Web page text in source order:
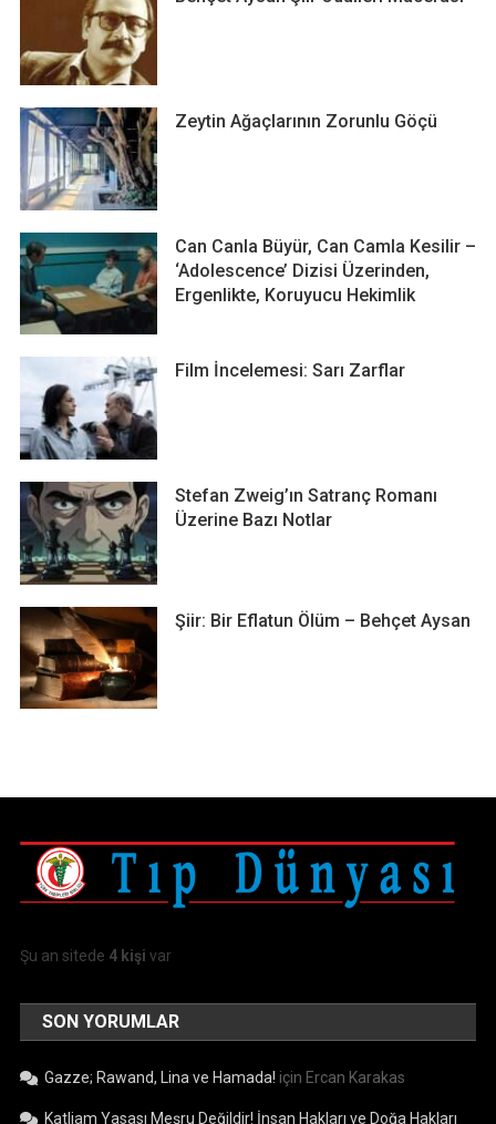
Zeytin Ağaçlarının Zorunlu Göçü
Can Canla Büyür, Can Camla Kesilir –
‘Adolescence’ Dizisi Üzerinden,
Ergenlikte, Koruyucu Hekimlik
Film İncelemesi: Sarı Zarflar
Stefan Zweig’ın Satranç Romanı
Üzerine Bazı Notlar
Şiir: Bir Eflatun Ölüm – Behçet Aysan
Şu an sitede 4 kişi var
SON YORUMLAR
Gazze; Rawand, Lina ve Hamada! için Ercan Karakas
Katliam Yasası Meşru Değildir! İnsan Hakları ve Doğa Hakları